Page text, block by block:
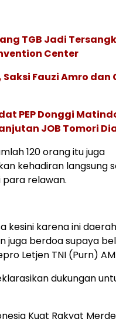
TGB Jadi
Center
Saksi Fauzi Amro dan
PEP Donggi
JOB Tomori
120 orang itu juga
kehadiran langsung
relawan.
kesini karena ini daerah
juga berdoa supaya
Letjen TNI (Purn)
dukungan
Kuat Rakyat